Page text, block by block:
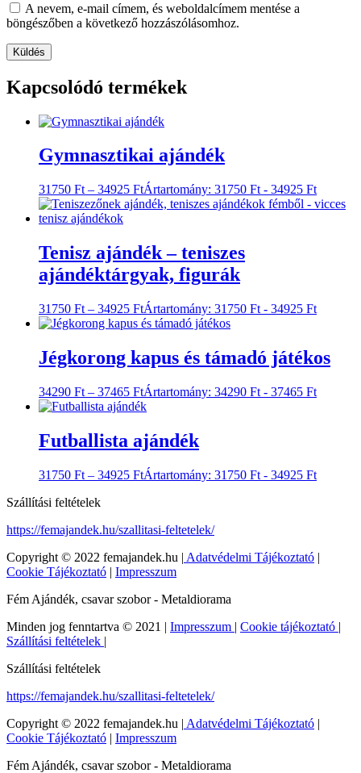
A nevem, e-mail címem, és weboldalcímem mentése a
böngészőben a következő hozzászólásomhoz.
Kapcsolódó termékek
Gymnasztikai ajándék
31750 Ft – 34925 FtÁrtartomány: 31750 Ft - 34925 Ft
Tenisz ajándék – teniszes
ajándéktárgyak, figurák
31750 Ft – 34925 FtÁrtartomány: 31750 Ft - 34925 Ft
Jégkorong kapus és támadó játékos
34290 Ft – 37465 FtÁrtartomány: 34290 Ft - 37465 Ft
Futballista ajándék
31750 Ft – 34925 FtÁrtartomány: 31750 Ft - 34925 Ft
Szállítási feltételek
https://femajandek.hu/szallitasi-feltetelek/
Copyright © 2022 femajandek.hu | Adatvédelmi Tájékoztató |
Cookie Tájékoztató | Impresszum
Fém Ajándék, csavar szobor - Metaldiorama
Minden jog fenntartva © 2021 | Impresszum | Cookie tájékoztató |
Szállítási feltételek |
Szállítási feltételek
https://femajandek.hu/szallitasi-feltetelek/
Copyright © 2022 femajandek.hu | Adatvédelmi Tájékoztató |
Cookie Tájékoztató | Impresszum
Fém Ajándék, csavar szobor - Metaldiorama